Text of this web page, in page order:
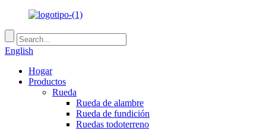
English
Hogar
Productos
Rueda
Rueda de alambre
Rueda de fundición
Ruedas todoterreno